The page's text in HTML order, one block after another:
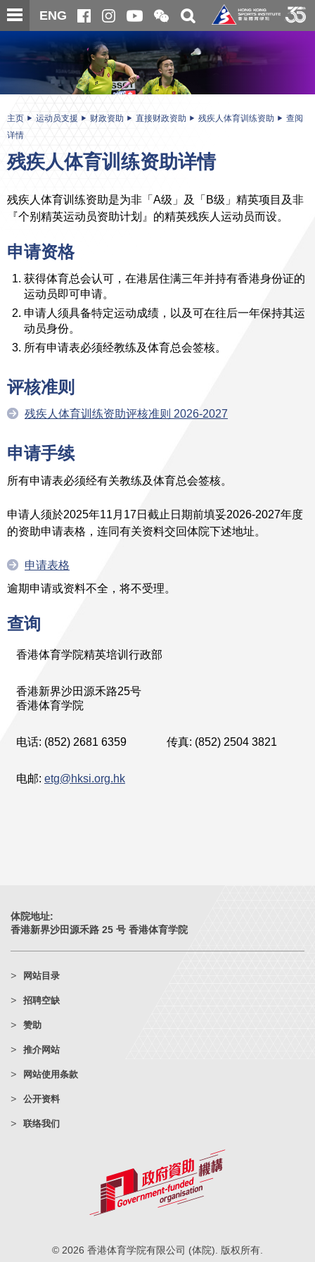
跳
至
内
ENG
开
合
微
信
二
维
码
关
搜
寻
内
主页 运动员支援 财政资助 直接财政资助 残疾人体育训练资助
查阅
详情
残疾人体育训练资助详情
残疾人体育训练资助是为非「A级」及「B级」精英项目及非
『个别精英运动员资助计划』的精英残疾人运动员而设。
申请资格
获得体育总会认可，在港居住满三年并持有香港身份证的
运动员即可申请。
申请人须具备特定运动成绩，以及可在往后一年保持其运
动员身份。
所有申请表必须经教练及体育总会签核。
评核准则
残疾人体育训练资助评核准则 2026-2027
申请手续
所有申请表必须经有关教练及体育总会签核。
申请人须於2025年11月17日截止日期前填妥2026-2027年度
的资助申请表格，连同有关资料交回体院下述地址。
申请表格
逾期申请或资料不全，将不受理。
查询
香港体育学院精英培训行政部
香港新界沙田源禾路25号
香港体育学院
电话: (852) 2681 6359 传真: (852) 2504 3821
电邮: etg@hksi.org.hk
体院地址:
香港新界沙田源禾路 25 号 香港体育学院
网站目录
招聘空缺
赞助
推介网站
网站使用条款
公开资料
联络我们
© 2026 香港体育学院有限公司 (体院). 版权所有.